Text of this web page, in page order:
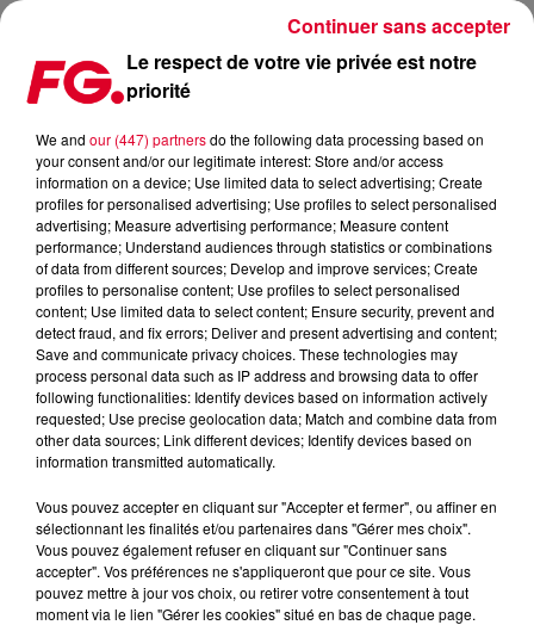
FG MIX DANCE : STEVE AOKI
Le respect de votre vie privée est notre
priorité
We and our (447) partnersdo the following data processing based on
your consent and/or our legitimate interest: Store and/or access
information on a device; Use limited data to select advertising; Create
profiles for personalised advertising; Use profiles to select personalised
advertising; Measure advertising performance; Measure content
performance; Understand audiences through statistics or combinations
of data from different sources; Develop and improve services; Create
profiles to personalise content; Use profiles to select personalised
content; Use limited data to select content; Ensure security, prevent and
detect fraud, and fix errors; Deliver and present advertising and content;
Save and communicate privacy choices. These technologies may
process personal data such as IP address and browsing data to offer
following functionalities: Identify devices based on information actively
requested; Use precise geolocation data; Match and combine data from
other data sources; Link different devices; Identify devices based on
information transmitted automatically.
Vous pouvez accepter en cliquant sur "Accepter et fermer", ou affiner en
sélectionnant les finalités et/ou partenaires dans "Gérer mes choix".
Vous pouvez également refuser en cliquant sur "Continuer sans
accepter". Vos préférences ne s'appliqueront que pour ce site. Vous
pouvez mettre à jour vos choix, ou retirer votre consentement à tout
moment via le lien "Gérer les cookies" situé en bas de chaque page.
Continuer sans accepter